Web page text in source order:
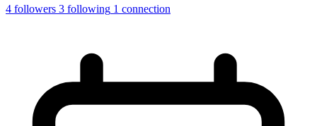
4 followers 3 following 1 connection